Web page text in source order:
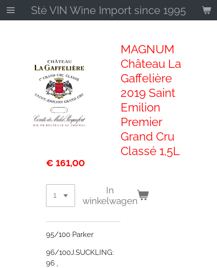
Ga
direct
Sté VIN Wine Import since 1995
MAGNUM
Château La
Gaffelière
2019 Saint
Emilion
Premier
Grand Cru
Classé 1,5L
€ 161,00
In
winkelwagen
95/100 Parker
96/100J.SUCKLING:
96 ,